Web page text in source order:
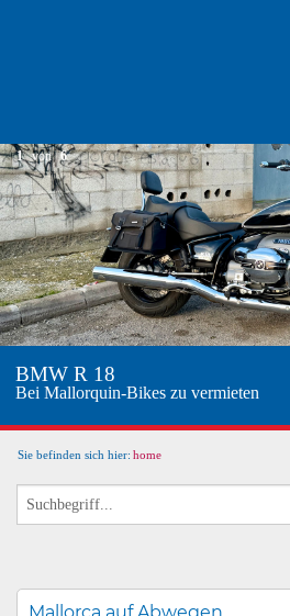
BMW R 18
Bei Mallorquin-Bikes zu vermieten
1 von 6
Sie befinden sich hier: home